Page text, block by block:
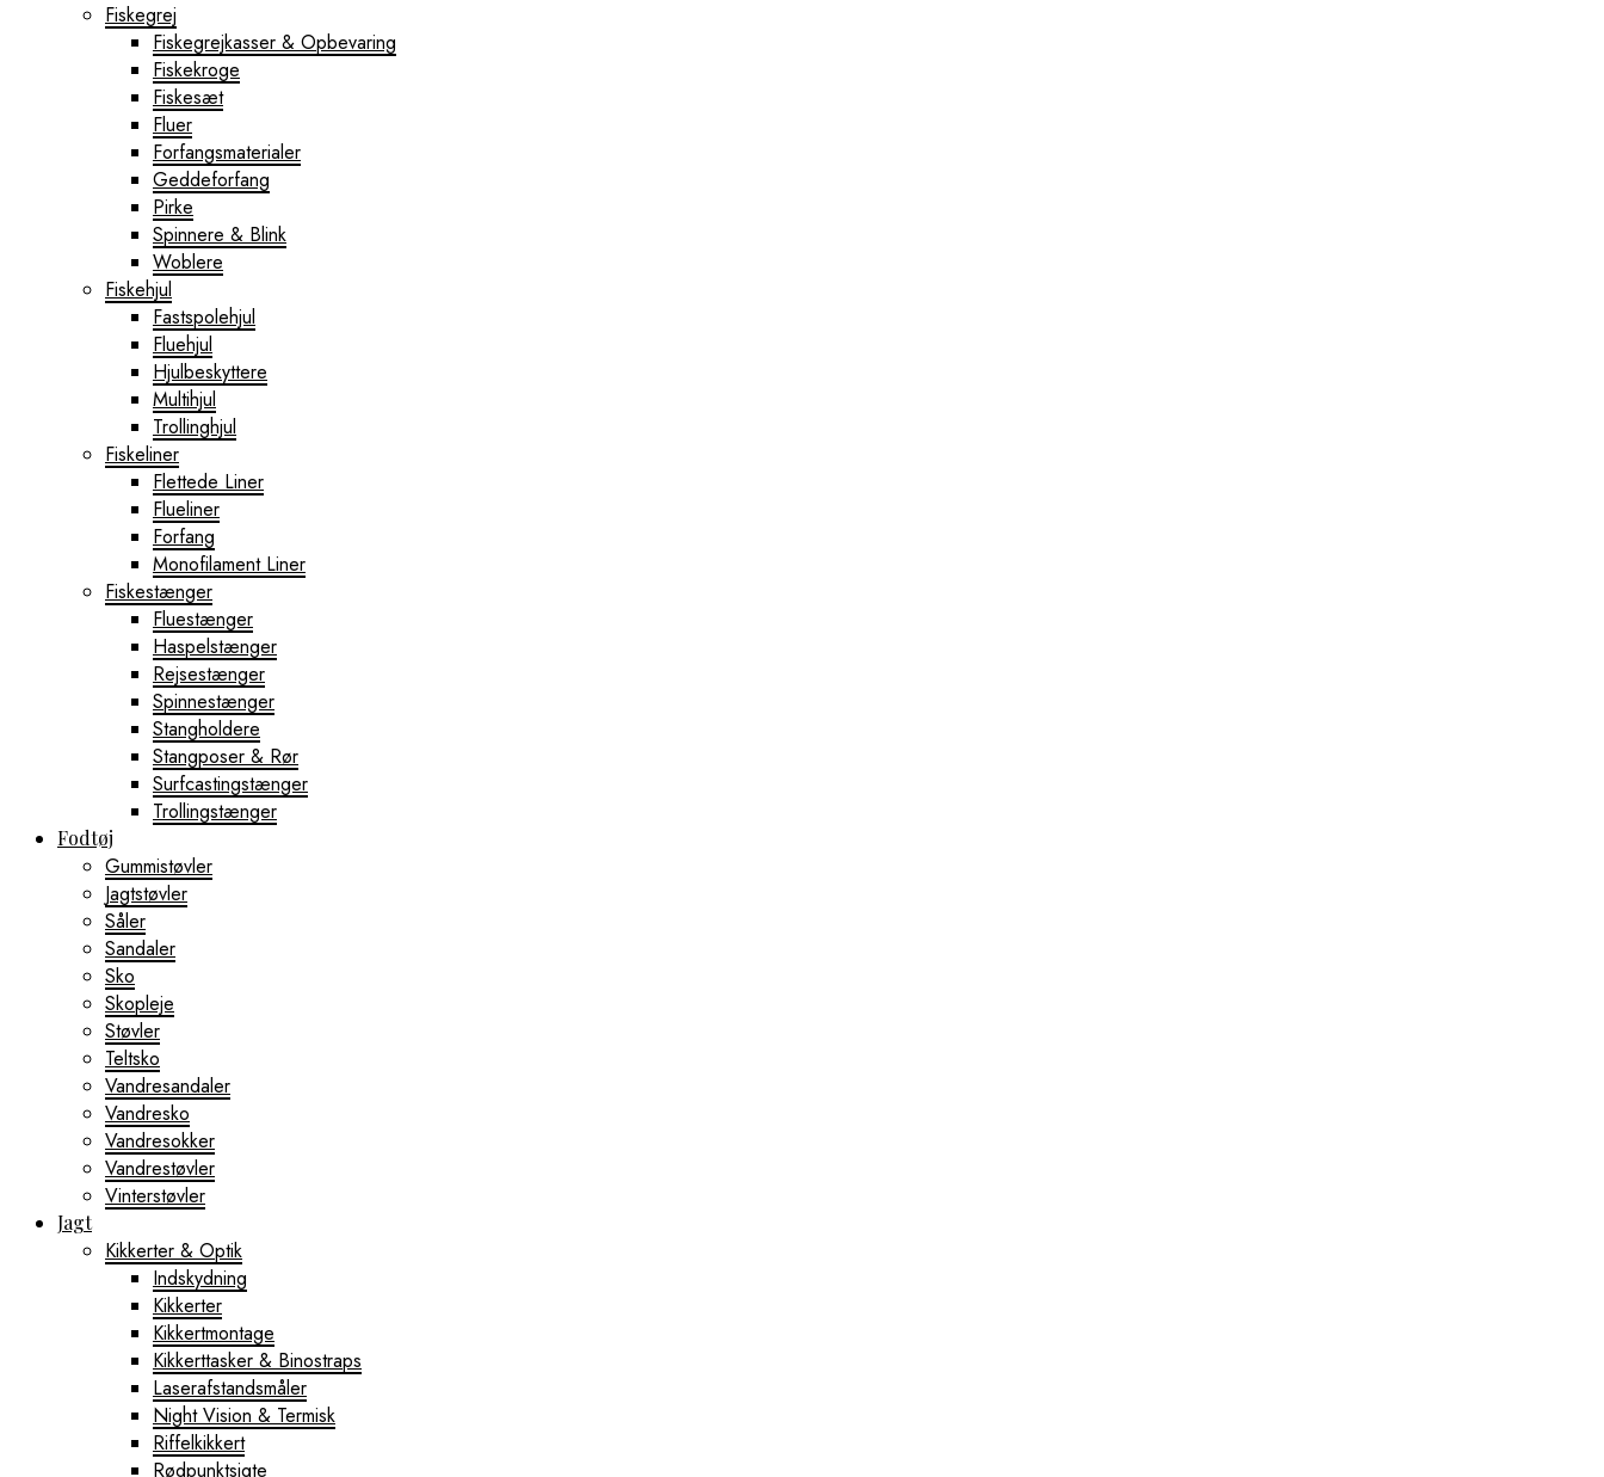
Fiskegrej
Fiskegrejkasser & Opbevaring
Fiskekroge
Fiskesæt
Fluer
Forfangsmaterialer
Geddeforfang
Pirke
Spinnere & Blink
Woblere
Fiskehjul
Fastspolehjul
Fluehjul
Hjulbeskyttere
Multihjul
Trollinghjul
Fiskeliner
Flettede Liner
Flueliner
Forfang
Monofilament Liner
Fiskestænger
Fluestænger
Haspelstænger
Rejsestænger
Spinnestænger
Stangholdere
Stangposer & Rør
Surfcastingstænger
Trollingstænger
Fodtøj
Gummistøvler
Jagtstøvler
Såler
Sandaler
Sko
Skopleje
Støvler
Teltsko
Vandresandaler
Vandresko
Vandresokker
Vandrestøvler
Vinterstøvler
Jagt
Kikkerter & Optik
Indskydning
Kikkerter
Kikkertmontage
Kikkerttasker & Binostraps
Laserafstandsmåler
Night Vision & Termisk
Riffelkikkert
Rødpunktsigte